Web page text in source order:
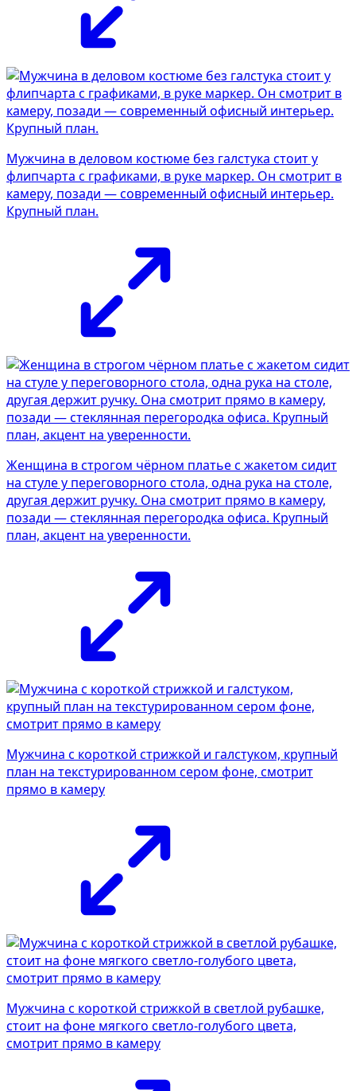
Мужчина в деловом костюме без галстука стоит у
флипчарта с графиками, в руке маркер. Он смотрит в
камеру, позади — современный офисный интерьер.
Крупный план.
Женщина в строгом чёрном платье с жакетом сидит
на стуле у переговорного стола, одна рука на столе,
другая держит ручку. Она смотрит прямо в камеру,
позади — стеклянная перегородка офиса. Крупный
план, акцент на уверенности.
Мужчина с короткой стрижкой и галстуком, крупный
план на текстурированном сером фоне, смотрит
прямо в камеру
Мужчина с короткой стрижкой в светлой рубашке,
стоит на фоне мягкого светло-голубого цвета,
смотрит прямо в камеру